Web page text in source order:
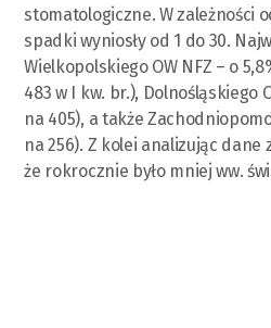
stomatologiczne. W zależności
spadki wyniosły od 1 do 30.
Wielkopolskiego OW NFZ – o
483 w I kw. br.), Dolnośląskiego
na 405), a także
na 256). Z kolei analizując dane
że rokrocznie było mniej ww.